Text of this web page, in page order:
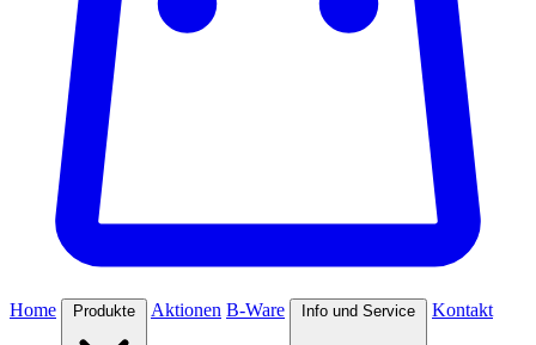
Home Produkte Aktionen B-Ware Info und Service Kontakt